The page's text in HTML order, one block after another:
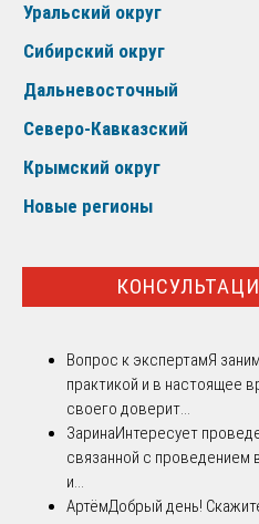
Уральский округ
Сибирский округ
Дальневосточный
Северо-Кавказский
Крымский округ
Новые регионы
Вопрос к экспертамЯ
практикой и в настоящее
своего доверит...
ЗаринаИнтересует
связанной с проведением
и...
АртёмДобрый день!